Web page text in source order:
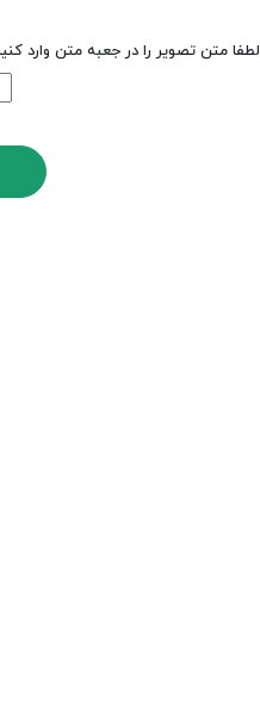
لطفا متن تصویر را در جعبه متن وارد